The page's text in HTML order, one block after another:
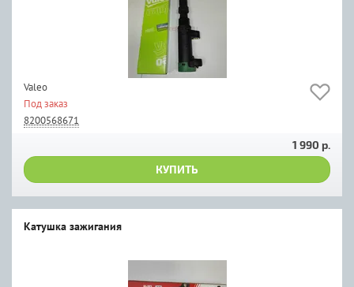
Valeo
Под заказ
8200568671
1 990 р.
КУПИТЬ
Катушка зажигания